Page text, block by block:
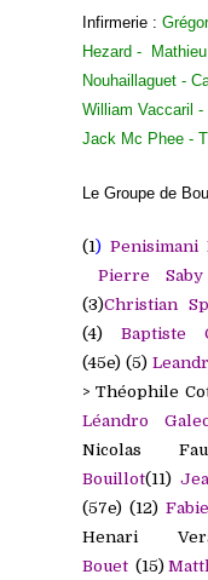
Infirmerie :
Hezard -
Nouhaillaguet -
William Vaccaril
Jack Mc Phee -
Le Groupe de
(1) Penisimani
Pierre Saby
(3)Christian
(4) Baptiste
(45e) (5)
> Théophile
Léandro
Nicolas
Bouillot(11)
(57e) (12)
Henari
Bouet (15)